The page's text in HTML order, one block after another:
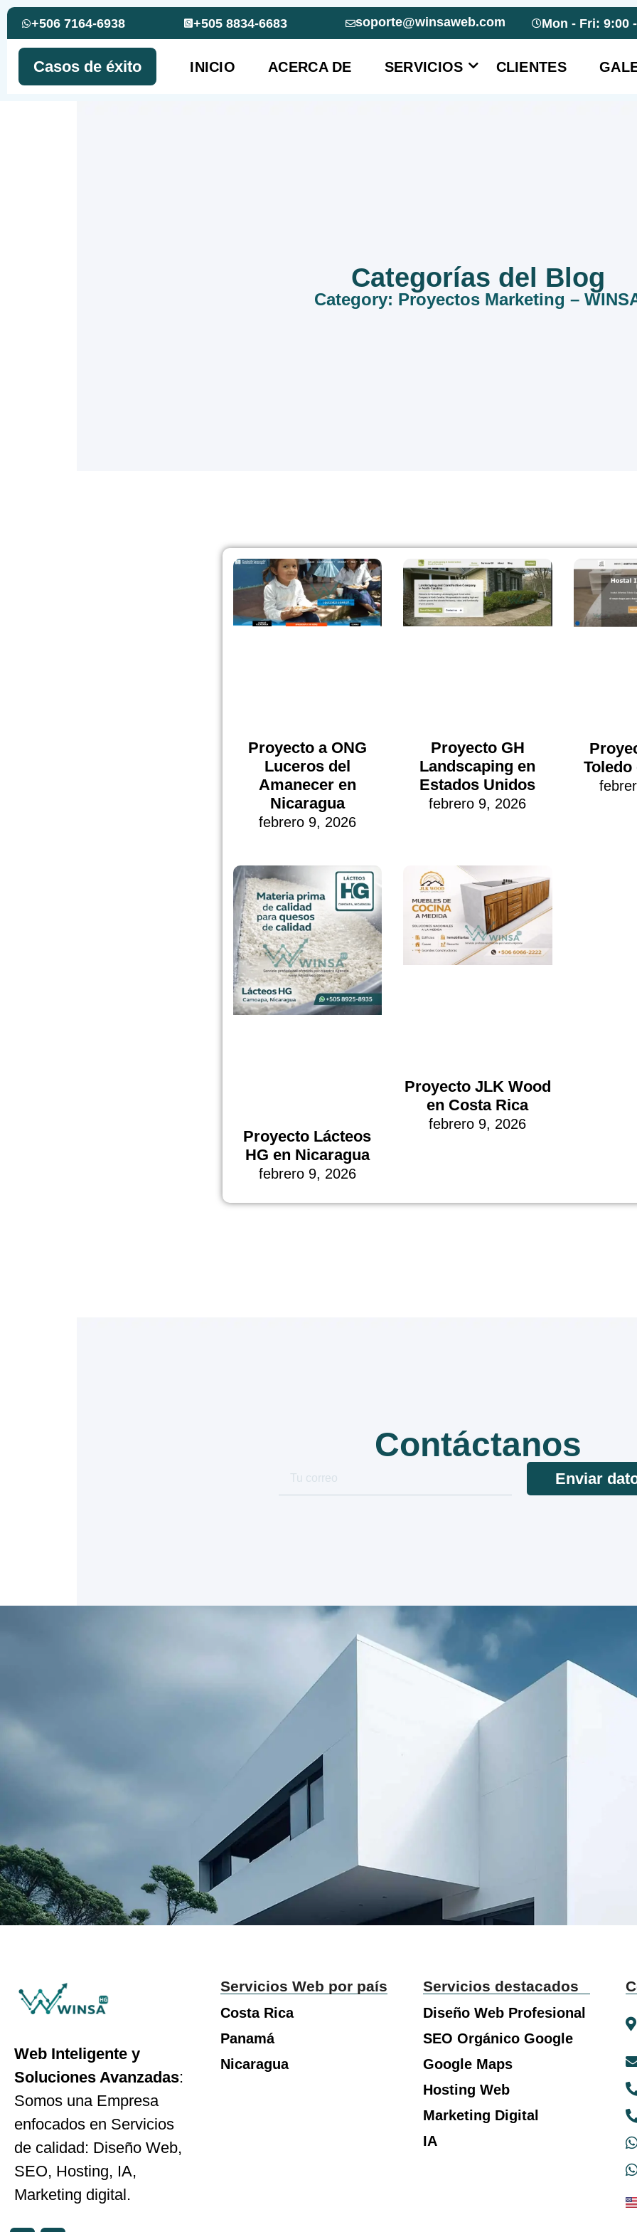
+506 7164-6938 +505 8834-6683 soporte@winsaweb.com Mon - Fri: 9:00
Casos de éxito INICIO ACERCA DE SERVICIOS CLIENTES
Categorías del Blog
Category: Proyectos Marketing –
Proyecto a ONG
Luceros del
Amanecer en
Nicaragua
febrero 9, 2026
Proyecto GH
Landscaping en
Estados Unidos
febrero 9, 2026
Toledo
Proyecto Lácteos
HG en Nicaragua
febrero 9, 2026
Proyecto JLK Wood
en Costa Rica
febrero 9, 2026
Contáctanos
Enviar
Web Inteligente y
Soluciones Avanzadas:
Somos una Empresa
enfocados en Servicios
de calidad: Diseño Web,
SEO, Hosting, IA,
Marketing digital.
Servicios Web por país
Costa Rica
Panamá
Nicaragua
Servicios destacados
Diseño Web Profesional
SEO Orgánico Google
Google Maps
Hosting Web
Marketing Digital
IA